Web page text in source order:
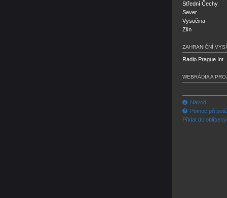
Střední Čechy
Sever
Vysočina
Zlín
ZAHRANIČNÍ
Radio Prague Int.
WEBRÁDIA A
Návod
Pomoc při
Přidat do